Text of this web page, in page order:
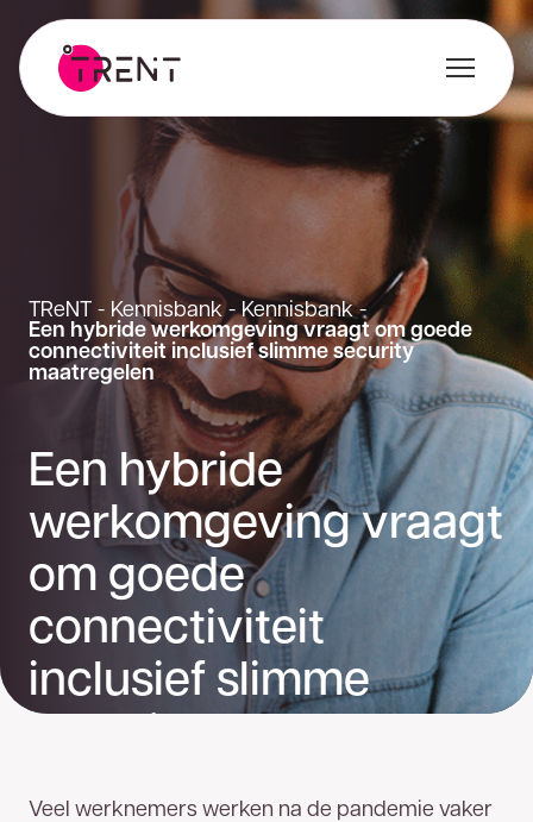
TReNT - Kennisbank - Kennisbank -
Een hybride werkomgeving vraagt om goede
connectiviteit inclusief slimme security
maatregelen
Een hybride
werkomgeving vraagt
om goede
connectiviteit
inclusief slimme
security maatregelen
Veel werknemers werken na de pandemie vaker